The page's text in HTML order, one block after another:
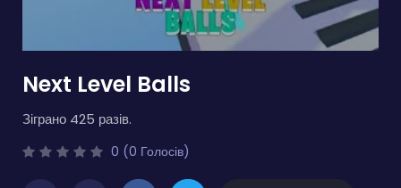
Next Level Balls
Зіграно 425 разів.
0 (0 Голосів)